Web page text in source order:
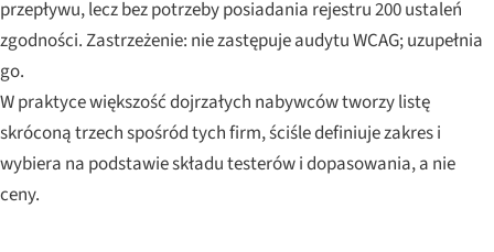
przepływu, lecz bez potrzeby posiadania rejestru 200 ustaleń
zgodności. Zastrzeżenie: nie zastępuje audytu WCAG; uzupełnia
go.
W praktyce większość dojrzałych nabywców tworzy listę
skróconą trzech spośród tych firm, ściśle definiuje zakres i
wybiera na podstawie składu testerów i dopasowania, a nie
ceny.